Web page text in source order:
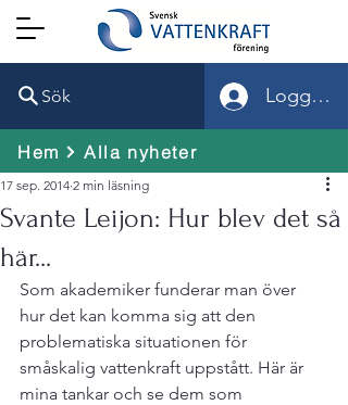
Sök Logga in
Hem Alla nyheter
Svante Leijon: Hur blev det så
här...
17 sep. 2014 2 min läsning
Som akademiker funderar man över
hur det kan komma sig att den
problematiska situationen för
småskalig vattenkraft uppstått. Här är
mina tankar och se dem som